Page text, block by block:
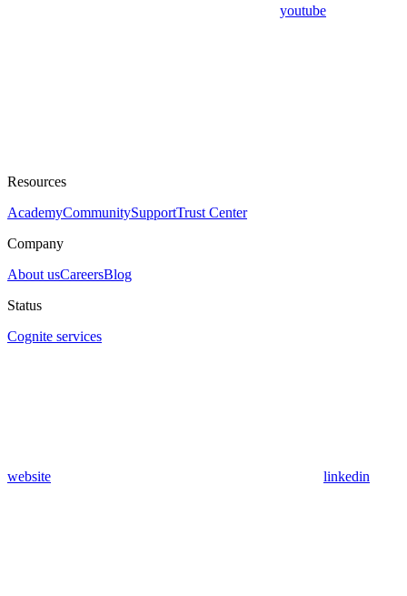
youtube
Resources
AcademyCommunitySupportTrust Center
Company
About usCareersBlog
Status
Cognite services
website linkedin